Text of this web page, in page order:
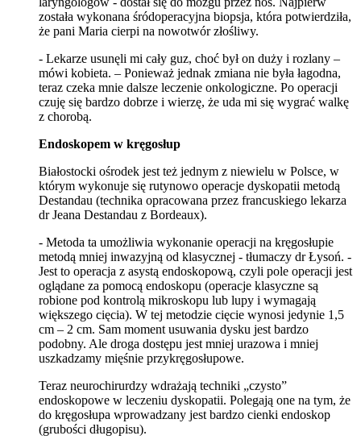
została wykonana śródoperacyjna biopsja, która potwierdziła,
że pani Maria cierpi na nowotwór złośliwy.
- Lekarze usunęli mi cały guz, choć był on duży i rozlany –
mówi kobieta. – Ponieważ jednak zmiana nie była łagodna,
teraz czeka mnie dalsze leczenie onkologiczne. Po operacji
czuję się bardzo dobrze i wierzę, że uda mi się wygrać walkę
z chorobą.
Endoskopem w kręgosłup
Białostocki ośrodek jest też jednym z niewielu w Polsce, w
którym wykonuje się rutynowo operacje dyskopatii metodą
Destandau (technika opracowana przez francuskiego lekarza
dr Jeana Destandau z Bordeaux).
- Metoda ta umożliwia wykonanie operacji na kręgosłupie
metodą mniej inwazyjną od klasycznej - tłumaczy dr Łysoń. -
Jest to operacja z asystą endoskopową, czyli pole operacji jest
oglądane za pomocą endoskopu (operacje klasyczne są
robione pod kontrolą mikroskopu lub lupy i wymagają
większego cięcia). W tej metodzie cięcie wynosi jedynie 1,5
cm – 2 cm. Sam moment usuwania dysku jest bardzo
podobny. Ale droga dostępu jest mniej urazowa i mniej
uszkadzamy mięśnie przykręgosłupowe.
Teraz neurochirurdzy wdrażają techniki „czysto”
endoskopowe w leczeniu dyskopatii. Polegają one na tym, że
do kręgosłupa wprowadzany jest bardzo cienki endoskop
(grubości długopisu).